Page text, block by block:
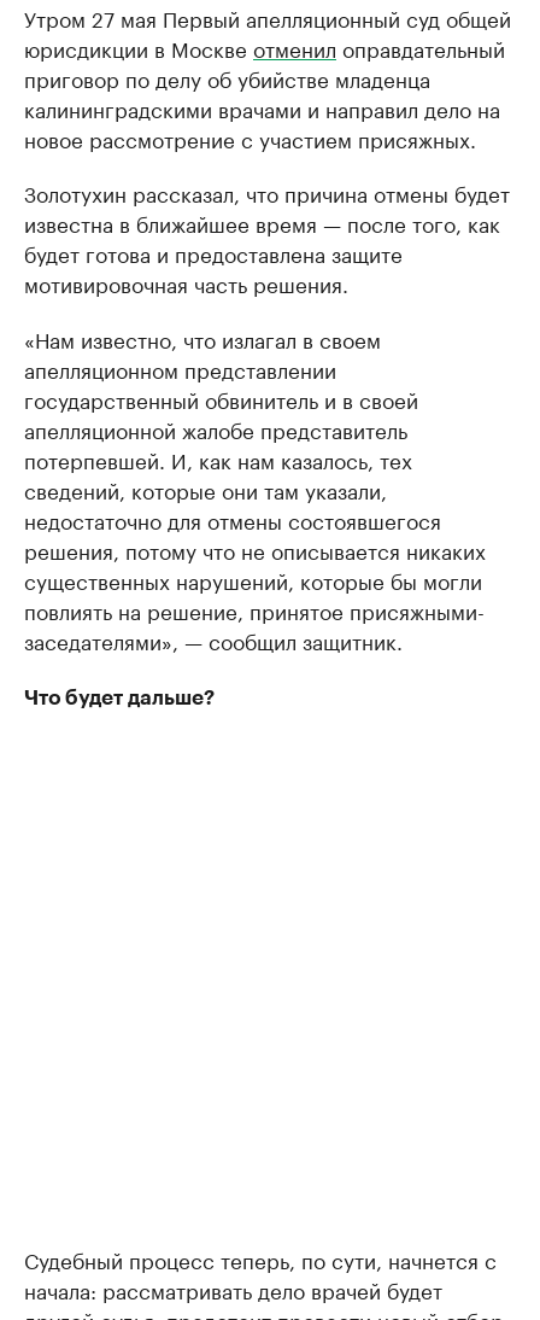
Утром 27 мая Первый апелляционный суд общей
юрисдикции в Москве отменил оправдательный
приговор по делу об убийстве младенца
калининградскими врачами и направил дело на
новое рассмотрение с участием присяжных.
Золотухин рассказал, что причина отмены будет
известна в ближайшее время — после того, как
будет готова и предоставлена защите
мотивировочная часть решения.
«Нам известно, что излагал в своем
апелляционном представлении
государственный обвинитель и в своей
апелляционной жалобе представитель
потерпевшей. И, как нам казалось, тех
сведений, которые они там указали,
недостаточно для отмены состоявшегося
решения, потому что не описывается никаких
существенных нарушений, которые бы могли
повлиять на решение, принятое присяжными-
заседателями», — сообщил защитник.
Что будет дальше?
Судебный процесс теперь, по сути, начнется с
начала: рассматривать дело врачей будет